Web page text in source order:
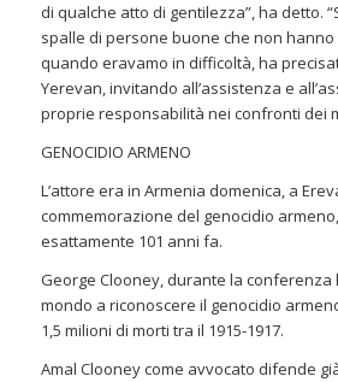
di qualche atto di gentilezza”, ha detto.
spalle di persone buone che non
quando eravamo in difficoltà, ha
Yerevan, invitando all’assistenza e
proprie responsabilità nei confronti dei
GENOCIDIO ARMENO
L’attore era in Armenia domenica, a
commemorazione del genocidio
esattamente 101 anni fa.
George Clooney, durante la conferenza
mondo a riconoscere il genocidio
1,5 milioni di morti tra il 1915-1917.
Amal Clooney come avvocato difende